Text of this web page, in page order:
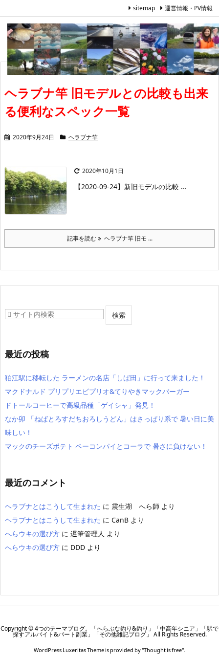
sitemap 運営情報・PV情報
ヘラブナ竿 旧モデルとの比較も出来
る便利なスペック一覧
2020年9月24日 ヘラブナ竿
2020年10月1日
【2020-09-24】 新旧モデルの比較 ...
記事を読む ヘラブナ竿 旧モ ...
最近の投稿
狛江駅に移転した ラーメンの名店「しば田」に行って来ました！
マクドナルド プリプリエビプリオ&てりやきマックバーガー
ドトールコーヒーで高級品種「ゲイシャ」発見！
なか卯 「ねばとろすだちおろしうどん」はさっぱり系で 暑い日に美
味しい！
マックのチーズポテト ベーコンパイとコーラで 暑さに負けない！
最近のコメント
ヘラブナとはこうして生まれた に 震生湖 へら師 より
ヘラブナとはこうして生まれた に CanB より
へらウキの選び方 に 遅筆管理人 より
へらウキの選び方 に DDD より
Copyright ©4つのテーマブログ。「へらぶな釣り&釣り」「中高年シニア」「駅で
探すアルバイト&パート副業」「その他雑記ブログ」 All Rights Reserved.
WordPress Luxeritas Theme is provided by "Thought is free".